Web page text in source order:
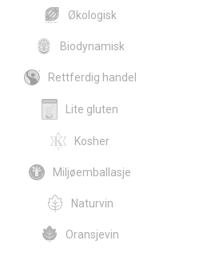
Økologisk
Biodynamisk
Rettferdig handel
Lite gluten
Kosher
Miljøemballasje
Naturvin
Oransjevin